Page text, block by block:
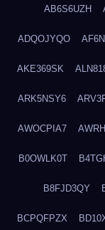
AB6S6UZH
ADQOJYQO
AKE369SK
ARK5NSY6
AWOCPIA7
B0OWLK0T
B8FJD3QY
BCPQFPZX